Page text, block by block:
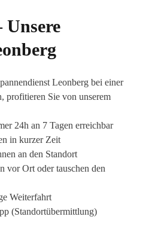
Unsere
Leonberg bei einer
profitieren Sie von unserem
24h an 7 Tagen erreichbar
in kurzer Zeit
an den Standort
vor Ort oder tauschen den
Weiterfahrt
(Standortübermittlung)